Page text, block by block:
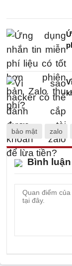
bảo mật zalo
Bình luận